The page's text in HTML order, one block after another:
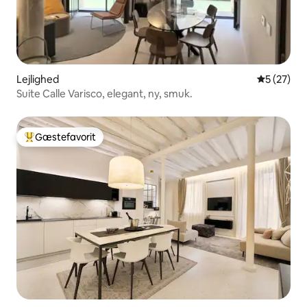
Lejlighed 5 ud af 5 i
5 (27)
Suite Calle Varisco, elegant, ny, smuk.
Bedste gæstefavorit
Gæstefavorit